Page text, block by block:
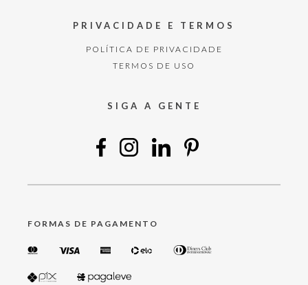
PRIVACIDADE E TERMOS
POLÍTICA DE PRIVACIDADE
TERMOS DE USO
SIGA A GENTE
FORMAS DE PAGAMENTO